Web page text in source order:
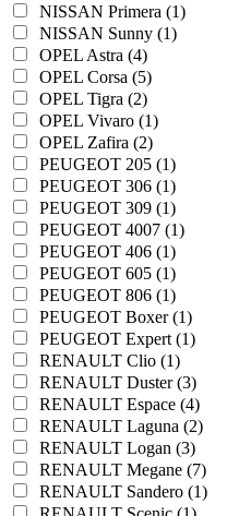
NISSAN Primera (1)
NISSAN Sunny (1)
OPEL Astra (4)
OPEL Corsa (5)
OPEL Tigra (2)
OPEL Vivaro (1)
OPEL Zafira (2)
PEUGEOT 205 (1)
PEUGEOT 306 (1)
PEUGEOT 309 (1)
PEUGEOT 4007 (1)
PEUGEOT 406 (1)
PEUGEOT 605 (1)
PEUGEOT 806 (1)
PEUGEOT Boxer (1)
PEUGEOT Expert (1)
RENAULT Clio (1)
RENAULT Duster (3)
RENAULT Espace (4)
RENAULT Laguna (2)
RENAULT Logan (3)
RENAULT Megane (7)
RENAULT Sandero (1)